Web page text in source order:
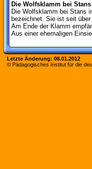
Die Wolfsklamm bei Stans
Die Wolfsklamm bei Stans
bezeichnet. Sie ist seit
Am Ende der Klamm
Aus einer ehemaligen
Letzte Änderung: 08.01.2012
© Pädagogisches Institut für die